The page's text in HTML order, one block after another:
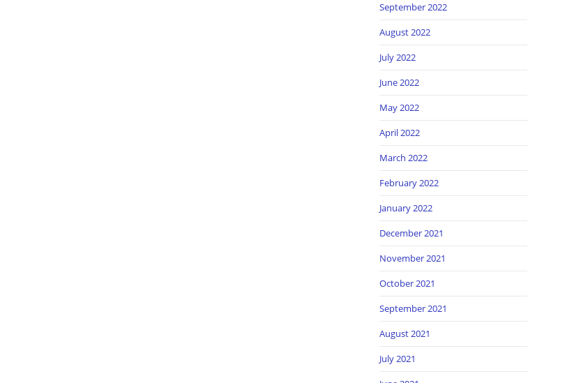
September 2022
August 2022
July 2022
June 2022
May 2022
April 2022
March 2022
February 2022
January 2022
December 2021
November 2021
October 2021
September 2021
August 2021
July 2021